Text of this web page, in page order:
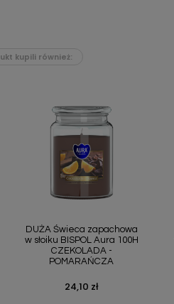
kupili również:
DUŻA Świeca zapachowa
w słoiku BISPOL Aura 100H
CZEKOLADA -
POMARAŃCZA
Cena
24,10 zł